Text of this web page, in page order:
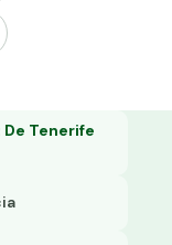
De Tenerife